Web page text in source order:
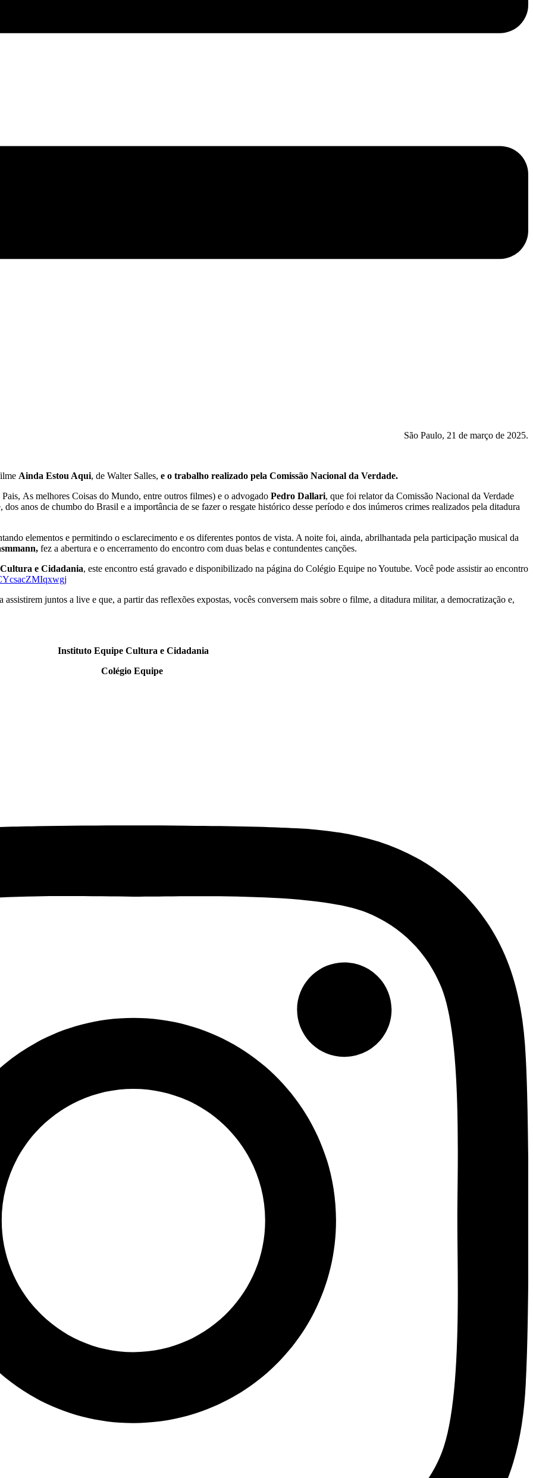
São Paulo, 21 de março de 2025.
Ainda Estou Aqui, de Walter Salles, e o trabalho realizado pela Comissão Nacional da Verdade.
As melhores Coisas do Mundo, entre outros filmes) e o advogado Pedro Dallari, que foi relator da Comissão Nacional da Verdade
anos de chumbo do Brasil e a importância de se fazer o resgate histórico desse período e dos inúmeros crimes realizados pela ditadura
elementos e permitindo o esclarecimento e os diferentes pontos de vista. A noite foi, ainda, abrilhantada pela participação musical da
fez a abertura e o encerramento do encontro com duas belas e contundentes canções.
e Cidadania, este encontro está gravado e disponibilizado na página do Colégio Equipe no Youtube. Você pode assistir ao encontro
juntos a live e que, a partir das reflexões expostas, vocês conversem mais sobre o filme, a ditadura militar, a democratização e,
Instituto Equipe Cultura e Cidadania
Colégio Equipe